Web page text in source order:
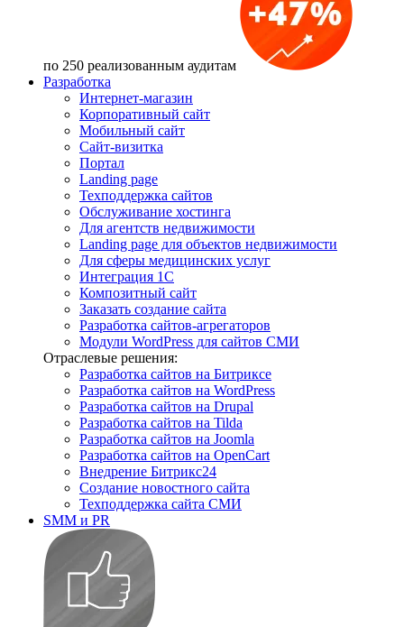
по 250 реализованным аудитам
Разработка
Интернет-магазин
Корпоративный сайт
Мобильный сайт
Сайт-визитка
Портал
Landing page
Техподдержка сайтов
Обслуживание хостинга
Для агентств недвижимости
Landing page для объектов недвижимости
Для сферы медицинских услуг
Интеграция 1С
Композитный сайт
Заказать создание сайта
Разработка сайтов-агрегаторов
Модули WordPress для сайтов СМИ
Отраслевые решения:
Разработка сайтов на Битриксе
Разработка сайтов на WordPress
Разработка сайтов на Drupal
Разработка сайтов на Tilda
Разработка сайтов на Joomla
Разработка сайтов на OpenCart
Внедрение Битрикс24
Создание новостного сайта
Техподдержка сайта СМИ
SMM и PR